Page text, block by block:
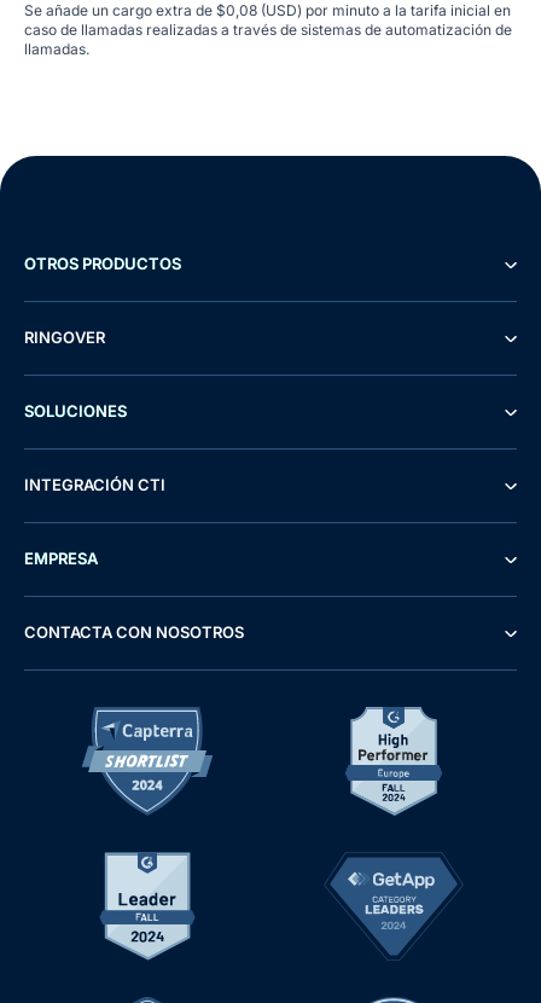
Se añade un cargo extra de $0,08 (USD) por minuto a la tarifa inicial en
caso de llamadas realizadas a través de sistemas de automatización de
llamadas.
OTROS PRODUCTOS
RINGOVER
SOLUCIONES
INTEGRACIÓN CTI
EMPRESA
CONTACTA CON NOSOTROS